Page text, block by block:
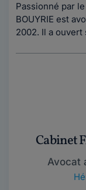
Passionné par
BOUYRIE est
2002. Il a ouvert
Cabinet
Avocat